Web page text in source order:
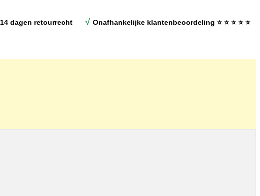
14 dagen retourrecht √ Onafhankelijke klantenbeoordeling ⭐ ⭐ ⭐ ⭐ ⭐